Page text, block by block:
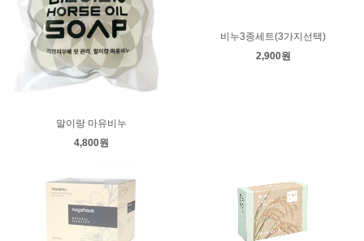
말이랑 마유비누
4,800원
비누3종세트(3가지선택)
2,900원